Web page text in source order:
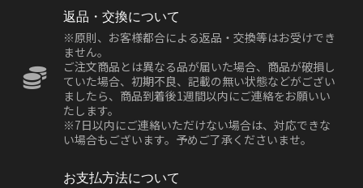
返品・交換について
※原則、お客様都合による返品・交換等はお受けでき
ません。
ご注文商品とは異なる品が届いた場合、商品が破損し
ていた場合、初期不良、記載の無い状態などがござい
ましたら、商品到着後1週間以内にご連絡をお願いい
たします。
※7日以内にご連絡いただけない場合は、対応できな
い場合もございます。予めご了承くださいませ。
お支払方法について